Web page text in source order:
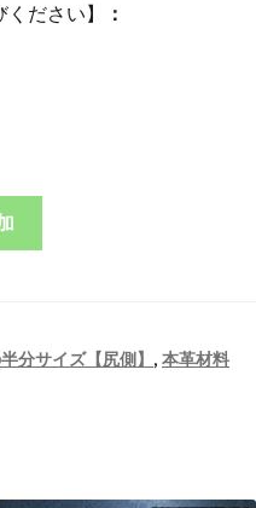
ださい】
分サイズ【尻側】 , 本革材料